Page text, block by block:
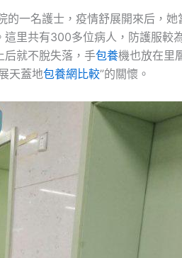
一名護士，疫情舒展開來后，她
這里共有300多位病人，防護服較
后就不脫失落，手包養機也放在里
天蓋地包養網比較”的關懷。